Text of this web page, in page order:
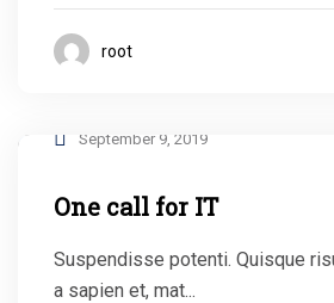
root
September 9, 2019
One call for IT
Suspendisse potenti. Quisque
a sapien et, mat...